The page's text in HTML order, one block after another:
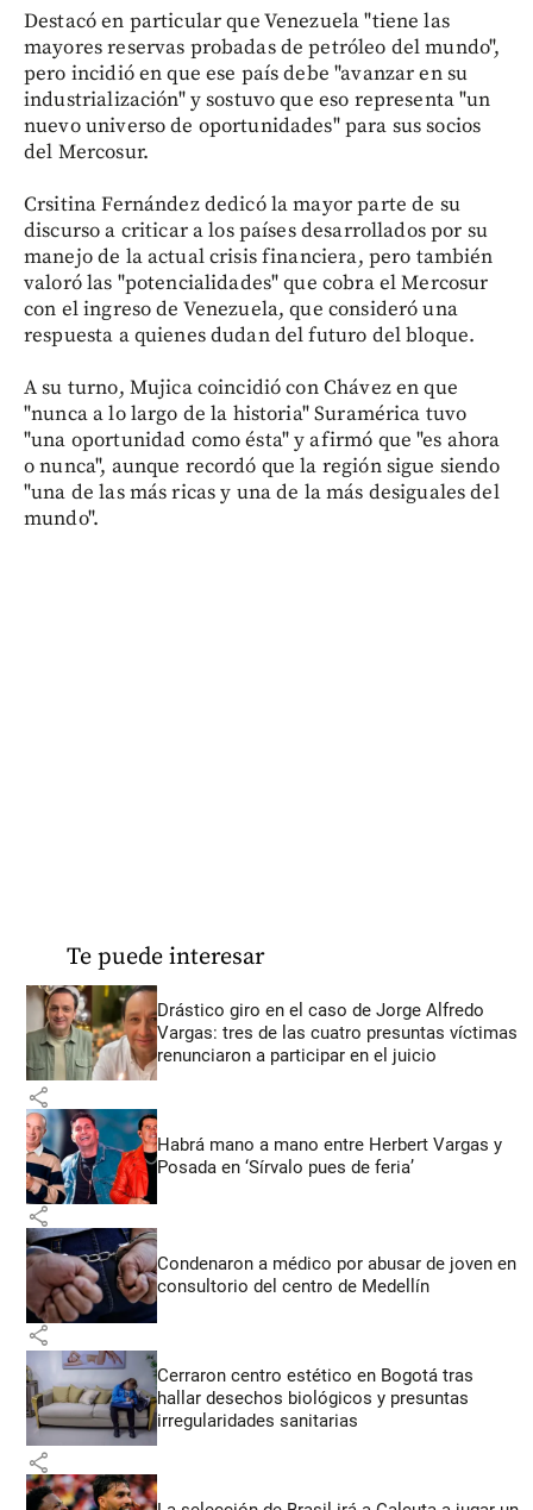
Destacó en particular que Venezuela "tiene las
mayores reservas probadas de petróleo del mundo",
pero incidió en que ese país debe "avanzar en su
industrialización" y sostuvo que eso representa "un
nuevo universo de oportunidades" para sus socios
del Mercosur.
Crsitina Fernández dedicó la mayor parte de su
discurso a criticar a los países desarrollados por su
manejo de la actual crisis financiera, pero también
valoró las "potencialidades" que cobra el Mercosur
con el ingreso de Venezuela, que consideró una
respuesta a quienes dudan del futuro del bloque.
A su turno, Mujica coincidió con Chávez en que
"nunca a lo largo de la historia" Suramérica tuvo
"una oportunidad como ésta" y afirmó que "es ahora
o nunca", aunque recordó que la región sigue siendo
"una de las más ricas y una de la más desiguales del
mundo".
Te puede interesar
Drástico giro en el caso de Jorge Alfredo
Vargas: tres de las cuatro presuntas víctimas
renunciaron a participar en el juicio
share
Habrá mano a mano entre Herbert Vargas y
Posada en ‘Sírvalo pues de feria’
share
Condenaron a médico por abusar de joven en
consultorio del centro de Medellín
share
Cerraron centro estético en Bogotá tras
hallar desechos biológicos y presuntas
irregularidades sanitarias
share